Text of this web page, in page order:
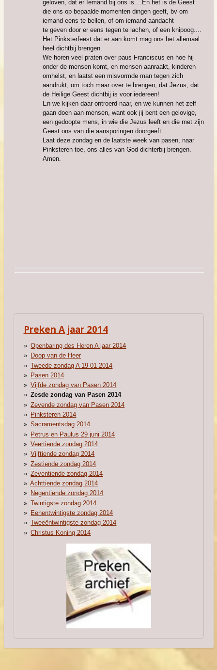
geloven, dat er Iemand bij ons is....En het is de Geest
die ons op bepaalde momenten dingen geeft, bv om
iemand eens te bellen, of om iemand aandacht
te geven door er eens tegen te lachen, of een knipoog....
Het Pinksterfeest dat er aan komt mag ons het allemaal
heel dichtbij brengen.
We horen veel praten over paus Franciscus en hoe hij
onder de mensen komt, en mensen aanraakt, kinderen
omhelst, en laatst een misvormde man tegen zich
aandrukt, om toch maar over te brengen, dat Jezus, dat
de Heilige Geest dichtbij is voor iedereen!
En we kijken daar ontroerd naar, en we kunnen het zelf
gaan doen aan mensen, want ook jij bent een gelovige,
een gedoopte mens, in wie die Jezus leeft en die met zijn
Geest ons van die aansporingen doorgeeft.
Laat deze zondag en de laatste week van pasen, naar
Pinksteren toe, ons alles van God dichterbij brengen.
Amen.
Preken A jaar 2014
Openbaring des Heren A jaar 2014
Doop van de Heer
Tweede zondag A 19-01-2014
Pasen 2014
Vijfde zondag van Pasen 2014
Zesde zondag van Pasen 2014
Zevende zondag van Pasen 2014
Pinksteren 2014
Sacramentsdag 2014
Petrus en Paulus 29 juni 2014
Veertiende zondag 2014
Vijftiende zondag 2014
Zestiende zondag 2014
Zeventiende zondag 2014
Achttiende zondag 2014
Negentiende zondag 2014
Twintigste zondag 2014
Eenentwintigste zondag 2014
Tweeëntwintigste zondag 2014
Christus Koning 2014